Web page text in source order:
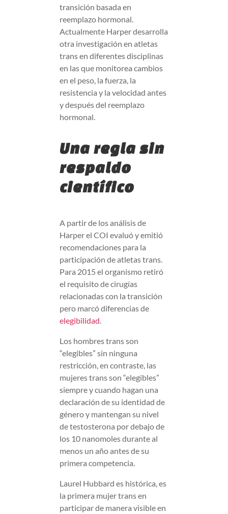
transición basada en
reemplazo hormonal.
Actualmente Harper desarrolla
otra investigación en atletas
trans en diferentes disciplinas
en las que monitorea cambios
en el peso, la fuerza, la
resistencia y la velocidad antes
y después del reemplazo
hormonal.
Una regla sin
respaldo
científico
A partir de los análisis de
Harper el COI evaluó y emitió
recomendaciones para la
participación de atletas trans.
Para 2015 el organismo retiró
el requisito de cirugías
relacionadas con la transición
pero marcó diferencias de
elegibilidad.
Los hombres trans son
“elegibles” sin ninguna
restricción, en contraste, las
mujeres trans son “elegibles”
siempre y cuando hagan una
declaración de su identidad de
género y mantengan su nivel
de testosterona por debajo de
los 10 nanomoles durante al
menos un año antes de su
primera competencia.
Laurel Hubbard es histórica, es
la primera mujer trans en
participar de manera visible en